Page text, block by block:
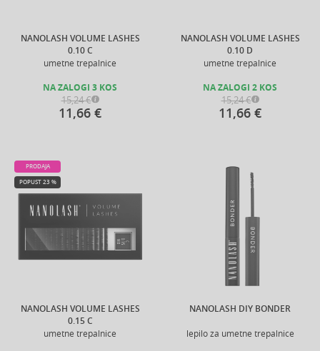
NANOLASH VOLUME LASHES
0.10 C
umetne trepalnice
NA ZALOGI 3 KOS
15,24 €
11,66 €
NANOLASH VOLUME LASHES
0.10 D
umetne trepalnice
NA ZALOGI 2 KOS
15,24 €
11,66 €
NANOLASH VOLUME LASHES
0.15 C
umetne trepalnice
PRODAJA
POPUST 23 %
NANOLASH DIY BONDER
lepilo za umetne trepalnice